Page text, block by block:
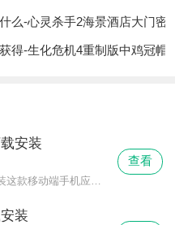
么-心灵杀手2海景酒店大门密
得-生化危机4重制版中鸡冠帽
安装
查看
装